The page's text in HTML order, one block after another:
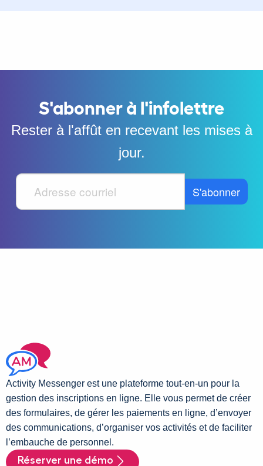
S'abonner à l'infolettre
Rester à l'affût en recevant les mises à
jour.
Activity Messenger est une plateforme tout-en-un pour la
gestion des inscriptions en ligne. Elle vous permet de créer
des formulaires, de gérer les paiements en ligne, d’envoyer
des communications, d’organiser vos activités et de faciliter
l’embauche de personnel.
Réserver une démo